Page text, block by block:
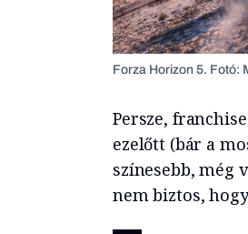
Forza Horizon 5. Fotó:
Persze,
ezelőtt (bár a
színesebb, még
nem biztos,